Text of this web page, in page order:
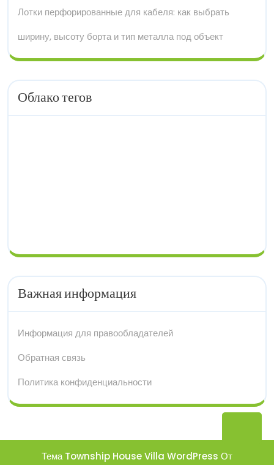
Лотки перфорированные для кабеля: как выбрать
ширину, высоту борта и тип металла под объект
Облако тегов
Важная информация
Информация для правообладателей
Обратная связь
Политика конфиденциальности
Тема Township House Villa WordPress От